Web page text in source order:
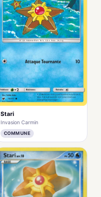
Stari
Invasion Carmin
COMMUNE